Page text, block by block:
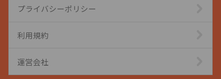
プライバシーポリシー
利用規約
運営会社